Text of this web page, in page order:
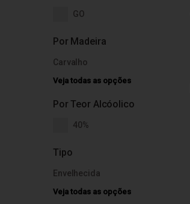
GO
Por Madeira
Carvalho
Veja todas as opções
Por Teor Alcóolico
40%
Tipo
Envelhecida
Veja todas as opções